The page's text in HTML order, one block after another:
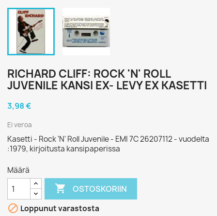
RICHARD CLIFF: ROCK 'N' ROLL
JUVENILE KANSI EX- LEVY EX KASETTI
3,98 €
Ei veroa
Kasetti - Rock 'N' Roll Juvenile - EMI 7C 26207112 - vuodelta
:1979, kirjoitusta kansipaperissa
Määrä
 OSTOSKORIIN
 Loppunut varastosta